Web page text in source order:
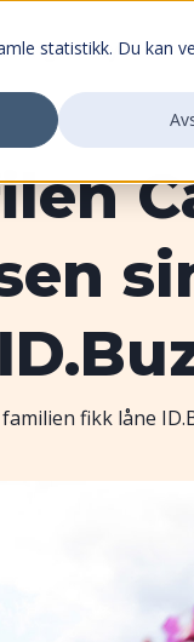
statistikk. Du kan
Nybil
fikk låne